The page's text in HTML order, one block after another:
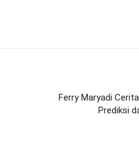
Ferry Maryadi
Prediksi